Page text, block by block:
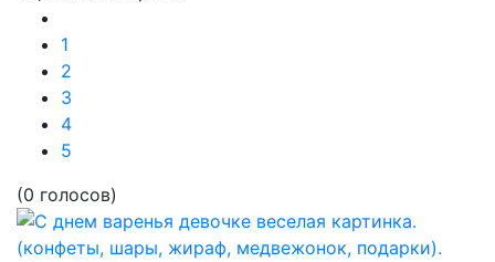
1
2
3
4
5
(0 голосов)